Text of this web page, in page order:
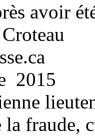
avoir
2015
la fraude,